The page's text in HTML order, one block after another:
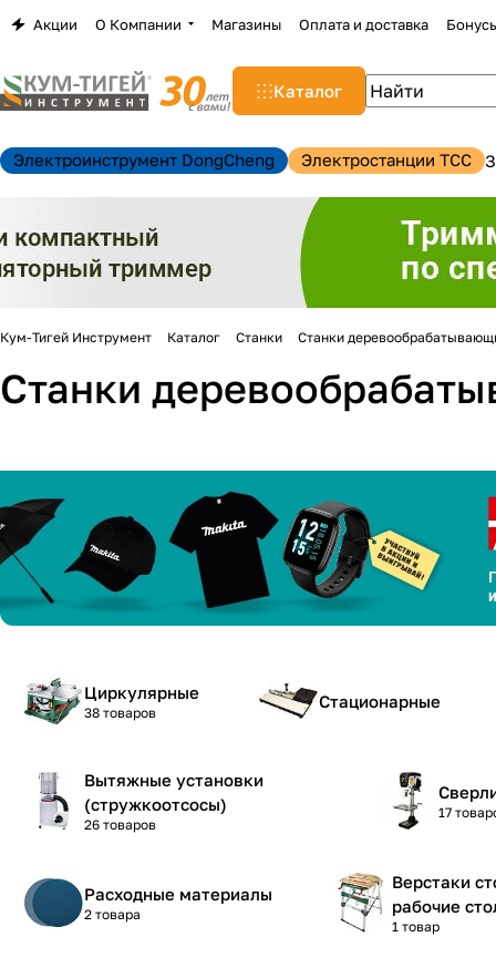
Акции О Компании Магазины Оплата и доставка
Каталог
Электроинструмент DongCheng Электростанции TCC
Кум-Тигей Инструмент Каталог Станки Станки
Станки
Циркулярные
38 товаров
Стационарные
Вытяжные установки
(стружкоотсосы)
26 товаров
17
Расходные материалы
2 товара
Верстаки
рабочие
1 товар